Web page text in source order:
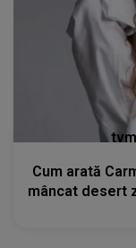
Cum arată
mâncat desert